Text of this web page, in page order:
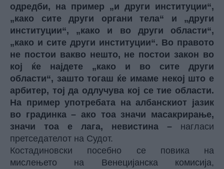
одредби, на пример „и други институции“,
„како сите други органи тела“ и „други
институции“, „како и во други области“,
„како и сите други институции“. Во правото
не постои вакво нешто, не постои закон во
кој ќе најдете „како и во сите други
области“, зашто тогаш ќе имаме некој што е
арбитер, тој да одлучува кој се тие области.
На пример употребата на албанскиот јазик
во градинка – ако тоа значи масакрирање,
значи тоа е лага, невистина – нагласи
претседателот на Судот.
Костадиновски посебно се повика на
мислењето на Венецијанска комисија,